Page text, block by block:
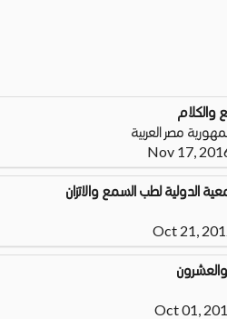
والكلام
مصر العربية
الدولية لطب السمع والاتزان
والعشرون